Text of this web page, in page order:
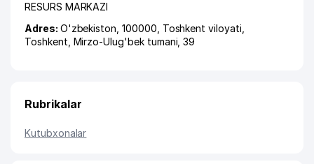
RESURS MARKAZI
Adres: O'zbekiston, 100000, Toshkent viloyati
Toshkent Mirzo-Ulug'bek tumani , 39
Rubrikalar
Kutubxonalar